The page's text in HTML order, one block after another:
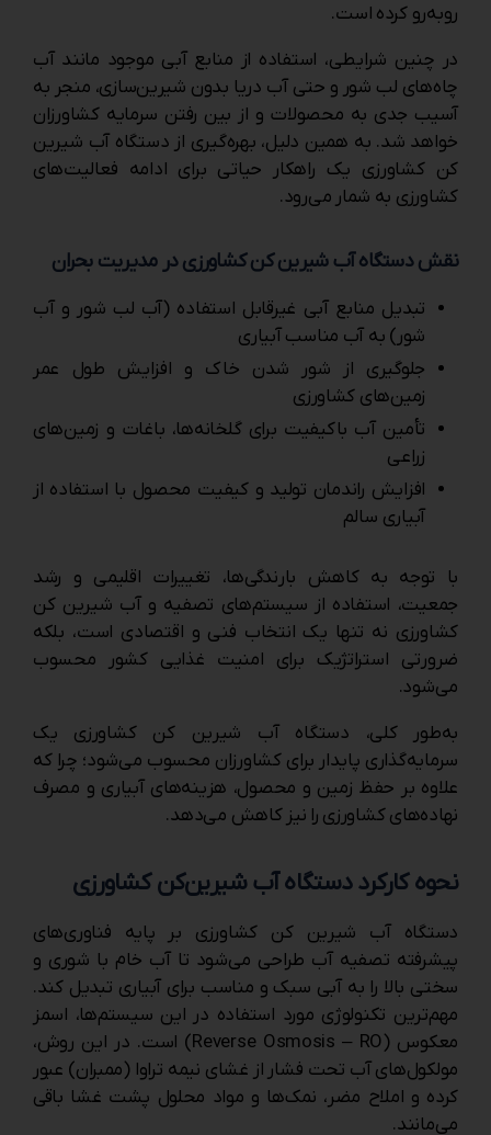
روبه‌رو کرده است.
در چنین شرایطی، استفاده از منابع آبی موجود مانند آب
چاه‌های لب ‌شور و حتی آب دریا بدون شیرین‌سازی، منجر به
آسیب جدی به محصولات و از بین رفتن سرمایه کشاورزان
خواهد شد. به همین دلیل، بهره‌گیری از دستگاه آب شیرین‌
کن کشاورزی یک راهکار حیاتی برای ادامه فعالیت‌های
کشاورزی به شمار می‌رود.
نقش دستگاه آب شیرین کن کشاورزی در مدیریت بحران
تبدیل منابع آبی غیرقابل‌ استفاده (آب لب‌ شور و آب
شور) به آب مناسب آبیاری
جلوگیری از شور شدن خاک و افزایش طول عمر
زمین‌های کشاورزی
تأمین آب باکیفیت برای گلخانه‌ها، باغات و زمین‌های
زراعی
افزایش راندمان تولید و کیفیت محصول با استفاده از
آبیاری سالم
با توجه به کاهش بارندگی‌ها، تغییرات اقلیمی و رشد
جمعیت، استفاده از سیستم‌های تصفیه و آب شیرین‌ کن
کشاورزی نه تنها یک انتخاب فنی و اقتصادی است، بلکه
ضرورتی استراتژیک برای امنیت غذایی کشور محسوب
می‌شود.
به‌طور کلی، دستگاه آب شیرین کن کشاورزی یک
سرمایه‌گذاری پایدار برای کشاورزان محسوب می‌شود؛ چرا که
علاوه بر حفظ زمین و محصول، هزینه‌های آبیاری و مصرف
نهاده‌های کشاورزی را نیز کاهش می‌دهد.
نحوه کارکرد دستگاه آب شیرین‌کن کشاورزی
دستگاه آب شیرین کن کشاورزی بر پایه فناوری‌های
پیشرفته تصفیه آب طراحی می‌شود تا آب خام با شوری و
سختی بالا را به آبی سبک و مناسب برای آبیاری تبدیل کند.
مهم‌ترین تکنولوژی مورد استفاده در این سیستم‌ها، اسمز
معکوس (Reverse Osmosis – RO) است. در این روش،
مولکول‌های آب تحت فشار از غشای نیمه ‌تراوا (ممبران) عبور
کرده و املاح مضر، نمک‌ها و مواد محلول پشت غشا باقی
می‌مانند.